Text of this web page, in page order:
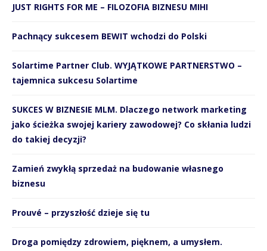
JUST RIGHTS FOR ME – FILOZOFIA BIZNESU MIHI
Pachnący sukcesem BEWIT wchodzi do Polski
Solartime Partner Club. WYJĄTKOWE PARTNERSTWO –
tajemnica sukcesu Solartime
SUKCES W BIZNESIE MLM. Dlaczego network marketing
jako ścieżka swojej kariery zawodowej? Co skłania ludzi
do takiej decyzji?
Zamień zwykłą sprzedaż na budowanie własnego
biznesu
Prouvé – przyszłość dzieje się tu
Droga pomiędzy zdrowiem, pięknem, a umysłem.